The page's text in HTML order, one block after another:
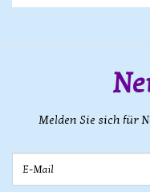
Melden Sie sich für